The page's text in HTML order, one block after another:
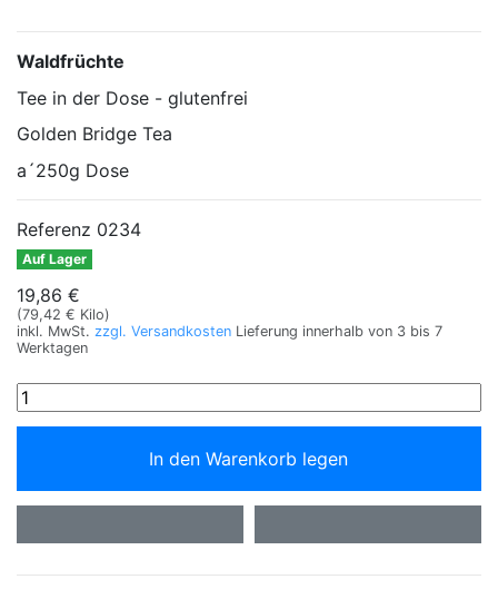
Waldfrüchte
Tee in der Dose - glutenfrei
Golden Bridge Tea
a´250g Dose
Referenz 0234
Auf Lager
19,86 €
(79,42 € Kilo)
inkl. MwSt. zzgl. Versandkosten Lieferung innerhalb von 3 bis 7
Werktagen
In den Warenkorb legen